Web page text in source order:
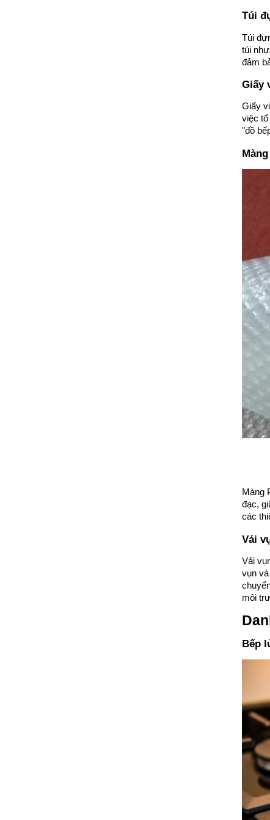
Túi
Túi
túi
đảm
Giấy
Giấy
việc tổ
"đồ
Màng
đạc,
các
Vải
Vải
vụn
môi
Bếp